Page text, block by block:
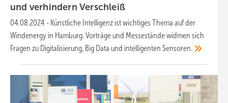
und verhindern Verschleiß
04.08.2024 - Künstliche Intelligenz ist wichtiges Thema auf der
Windenergy in Hamburg. Vorträge und Messestände widmen sich
Fragen zu Digitalisierung, Big Data und intelligenten Sensoren.